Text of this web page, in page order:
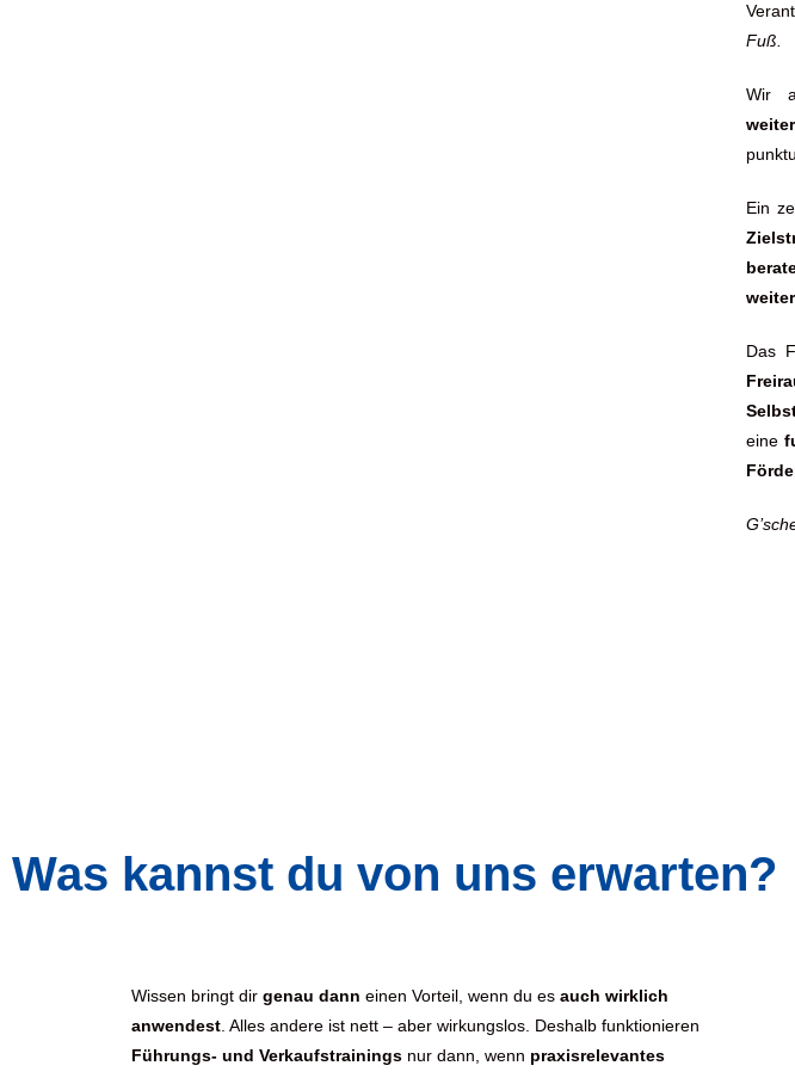
Fuß.
Wir
Ein
Das
eine
Was kannst du von uns erwarten?
Wissen bringt dir genau dann einen Vorteil, wenn du es auch wirklich
anwendest . Alles andere ist nett – aber wirkungslos. Deshalb funktionieren
Führungs- und Verkaufstrainings nur dann, wenn praxisrelevantes